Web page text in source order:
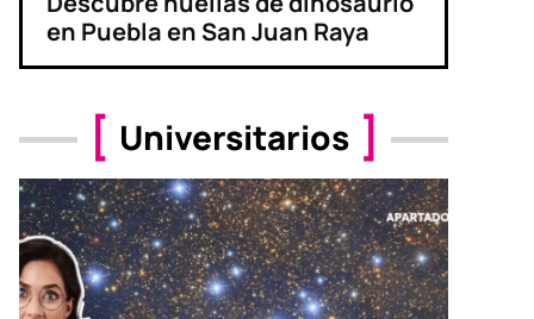
en Puebla en San Juan Raya
Universitarios